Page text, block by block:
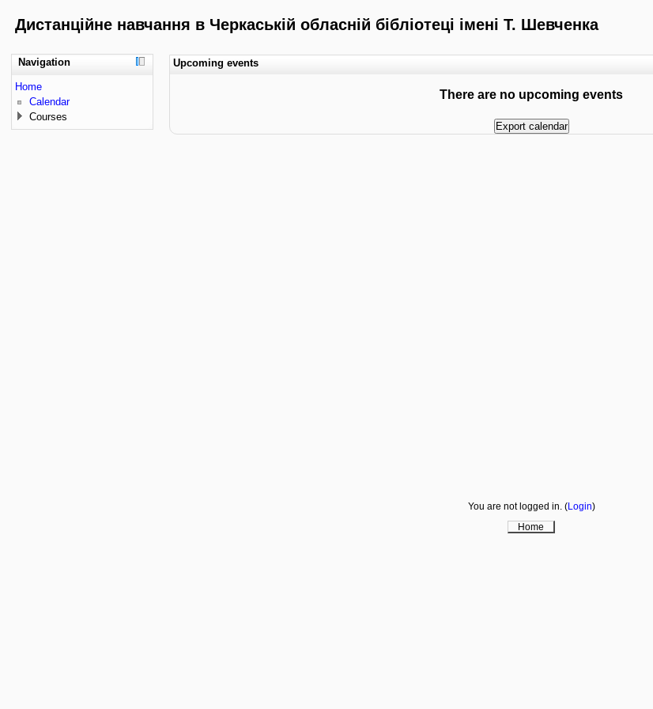
Дистанційне навчання в Черкаській обласній бібліотеці імені Т. Шевченка
Upcoming events
There are no upcoming events
Navigation
Home
Calendar
Courses
You are not logged in. (Login)
Home